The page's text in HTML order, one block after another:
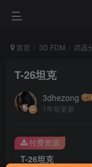
首页 3D FDM 武器
T-26坦克
3dhezong
1年前更新
T-26坦克
付费资源